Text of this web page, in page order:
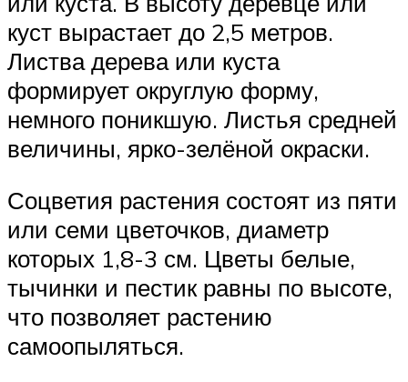
куст вырастает до 2,5 метров.
Листва дерева или куста
формирует округлую форму,
немного поникшую. Листья средней
величины, ярко-зелёной окраски.
Соцветия растения состоят из пяти
или семи цветочков, диаметр
которых 1,8-3 см. Цветы белые,
тычинки и пестик равны по высоте,
что позволяет растению
самоопыляться.